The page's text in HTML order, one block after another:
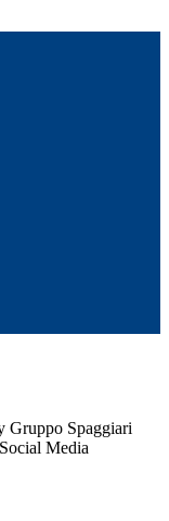
Gruppo Spaggiari
Media